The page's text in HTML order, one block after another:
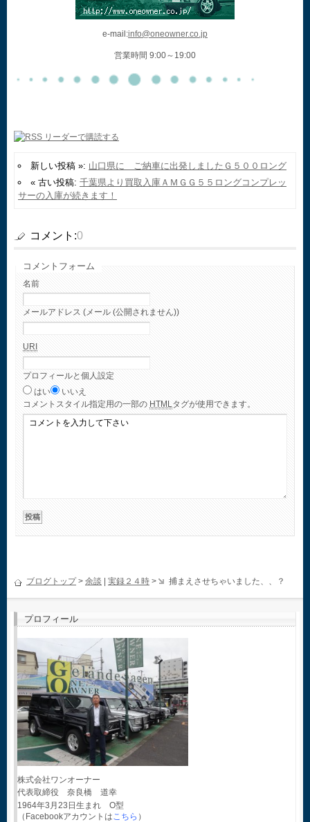
e-mail:info@oneowner.co.jp
営業時間 9:00～19:00
新しい投稿 »: 山口県に ご納車に出発しましたＧ５００ロング
« 古い投稿: 千葉県より買取入庫ＡＭＧＧ５５ロングコンプレッ
サーの入庫が続きます！
コメント:0
コメントフォーム
名前
メールアドレス (メール (公開されません))
URI
プロフィールと個人設定
はい
いいえ
コメント スタイル指定用の一部の HTMLタグが使用できます。
ブログトップ> 余談 実録２４時 > 捕まえさせちゃいました、、？
プロフィール
株式会社ワンオーナー
代表取締役 奈良橋 道幸
1964年3月23日生まれ O型
（Facebookアカウントはこちら ）